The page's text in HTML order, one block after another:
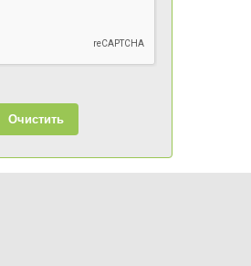
Очистить